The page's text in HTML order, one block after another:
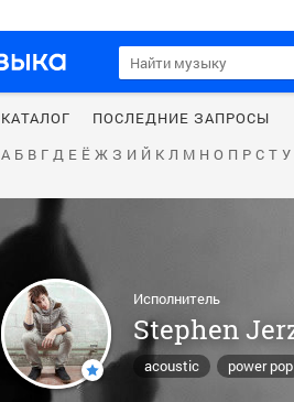
КАТАЛОГ
ПОСЛЕДНИЕ ЗАПРОСЫ
А Б В Г Д Е Ё Ж З И Й К Л М Н О П Р С Т У
Исполнитель
Stephen
acoustic power pop